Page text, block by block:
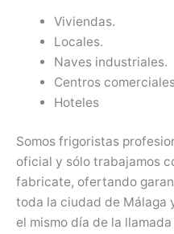
Viviendas.
Locales.
Naves industriales.
Centros
Hoteles
Somos frigoristas
oficial y sólo trabajamos
fabricate, ofertando
toda la ciudad de Málaga
el mismo día de la